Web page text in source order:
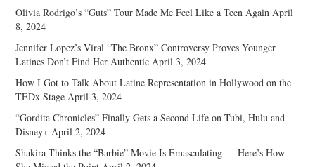
Olivia Rodrigo’s “Guts” Tour Made Me Feel Like a Teen Again April
8, 2024
Jennifer Lopez’s Viral “The Bronx” Controversy Proves Younger
Latines Don’t Find Her Authentic April 3, 2024
How I Got to Talk About Latine Representation in Hollywood on the
TEDx Stage April 3, 2024
“Gordita Chronicles” Finally Gets a Second Life on Tubi, Hulu and
Disney+ April 2, 2024
Shakira Thinks the “Barbie” Movie Is Emasculating — Here’s How